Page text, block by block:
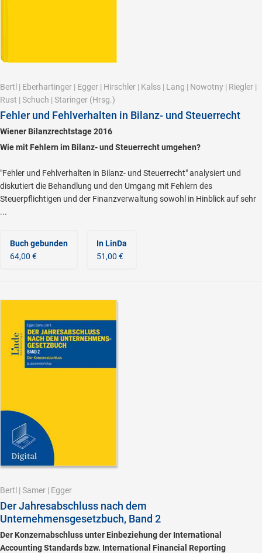
Bertl | Eberhartinger | Egger | Hirschler | Kalss | Lang | Nowotny | Riegler |
Rust | Schuch | Staringer (Hrsg.)
Fehler und Fehlverhalten in Bilanz- und Steuerrecht
Wiener Bilanzrechtstage 2016
Wie mit Fehlern im Bilanz- und Steuerrecht umgehen?
"Fehler und Fehlverhalten in Bilanz- und Steuerrecht" analysiert und
diskutiert die Behandlung und den Umgang mit Fehlern des
Steuerpflichtigen und der Finanzverwaltung sowohl in Hinblick auf sehr
...
Buch gebunden
64,00 €
In LinDa
51,00 €
Bertl | Samer | Egger
Der Jahresabschluss nach dem
Unternehmensgesetzbuch, Band 2
Der Konzernabschluss unter Einbeziehung der International
Accounting Standards bzw. International Financial Reporting